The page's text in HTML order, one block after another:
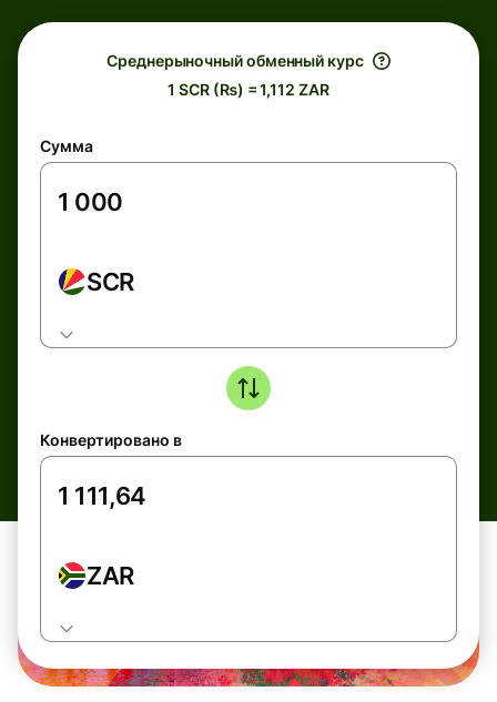
Среднерыночный обменный курс
1 SCR (₨) = 1,112 ZAR
Сумма
SCR
Конвертировано в
ZAR